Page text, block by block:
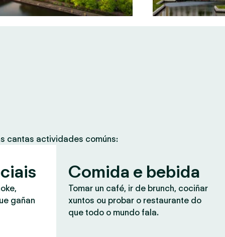
cantas actividades comúns:
gañan
Comida e bebida
Tomar un café, ir de brunch, cociñar
xuntos ou probar o restaurante do
que todo o mundo fala.